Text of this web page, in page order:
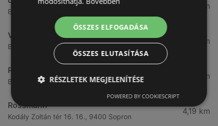
Besenyő u. 23, 9400 Sopron
3,28 km
Vianni
Bánfalvi út 14., 9400 Sopron
3,57 km
Rossmann
Bánfalvi út 6-8., 9400 Sopron
3,83 km
Rossmann
Kodály Zoltán tér 16. 16., 9400 Sopron
4,19 km
ÖSSZES ELFOGADÁSA
ÖSSZES ELUTASÍTÁSA
RÉSZLETEK MEGJELENÍTÉSE
POWERED BY COOKIESCRIPT